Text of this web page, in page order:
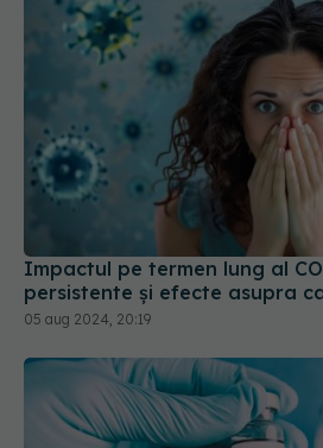
Impactul pe termen lung al
persistente și efecte asupra
05 aug 2024, 20:19